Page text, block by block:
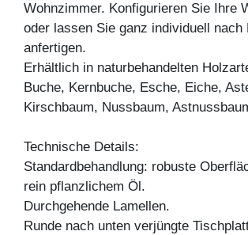
Wohnzimmer. Konfigurieren Sie Ihre
oder lassen Sie ganz individuell nach
anfertigen.
Erhältlich in naturbehandelten
Buche, Kernbuche, Esche, Eiche,
Kirschbaum, Nussbaum,
Technische Details:
Standardbehandlung: robuste
rein pflanzlichem Öl.
Durchgehende Lamellen.
Runde nach unten verjüngte